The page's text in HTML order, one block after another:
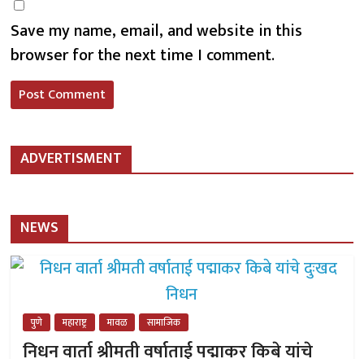
Save my name, email, and website in this
browser for the next time I comment.
ADVERTISMENT
NEWS
पुणे महाराष्ट्र मावळ सामाजिक
निधन वार्ता श्रीमती वर्षाताई पद्माकर किबे यांचे